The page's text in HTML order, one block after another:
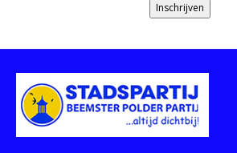
Inschrijven